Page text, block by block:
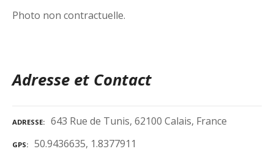
Photo non contractuelle.
Adresse et Contact
ADRESSE 643 Rue de Tunis, 62100 Calais, France
GPS 50.9436635, 1.8377911